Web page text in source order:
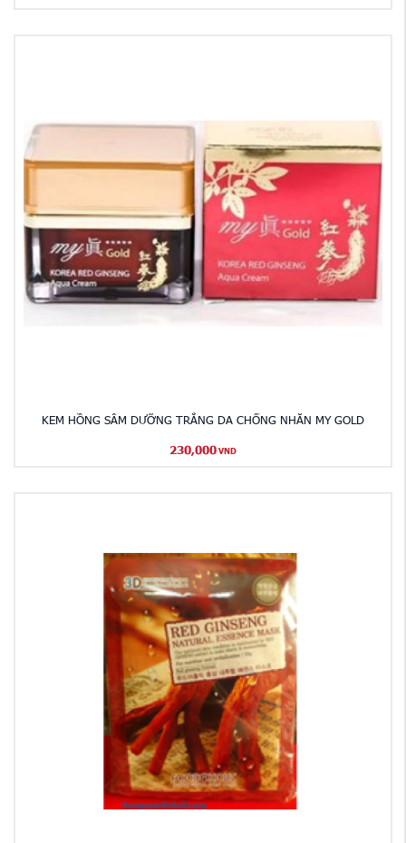
KEM HỒNG SÂM DƯỠNG TRẮNG DA CHỐNG NHĂN MY GOLD
230,000 VND